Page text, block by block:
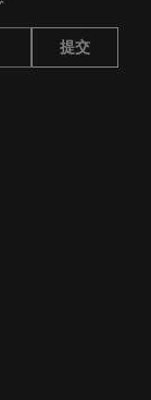
提交